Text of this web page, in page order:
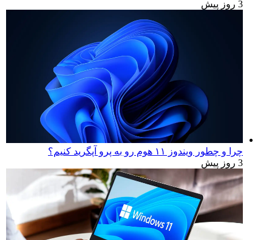
بررسی لپ‌تاپ Dell 16S | نمایشگر زیبا، عملکردی که
انتظارش رو نداری